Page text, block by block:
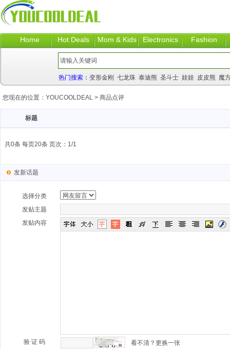
Home Hot Deals Mom & Kids Electronics Fashion
热门搜索： 变形金刚 七龙珠 泰迪熊 圣斗士 娃娃 皮皮熊 魔
您现在的位置： YOUCOOLDEAL > 商品点评
标题
共0条 每页20条 页次：1/1
发新话题
选择分类
发贴主题
发贴内容
验 证 码 看不清？更换一张